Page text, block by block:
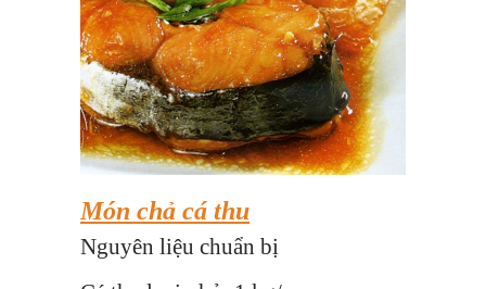
Món chả cá thu
Nguyên liệu chuẩn bị